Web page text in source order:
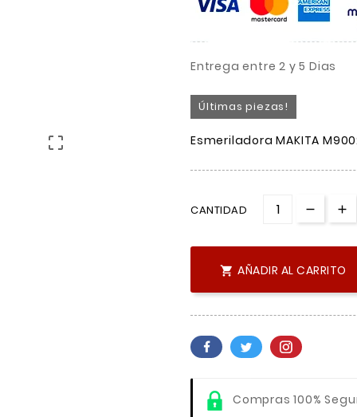

Entrega entre 2 y 5 Dias
Últimas piezas!
Esmeriladora MAKITA
CANTIDAD
 AÑADIR AL CARRITO
Compras 100%